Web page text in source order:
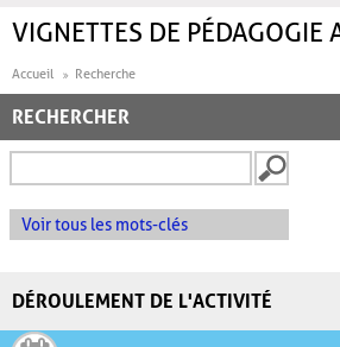
VIGNETTES DE PÉDAGOGIE
Accueil Recherche
RECHERCHER
Voir tous les mots-clés
DÉROULEMENT DE L'ACTIVITÉ